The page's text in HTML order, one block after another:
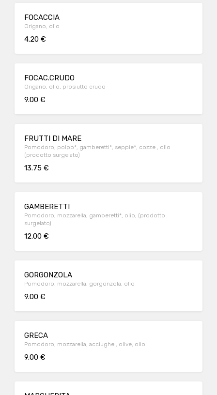
FOCACCIA
Origano, olio
4.20 €
FOCAC.CRUDO
Origano, olio, prosiutto crudo
9.00 €
FRUTTI DI MARE
Pomodoro, polpo*, gamberetti*, seppie*, cozze , olio
(prodotto surgelato)
13.75 €
GAMBERETTI
Pomodoro, mozzarella, gamberetti*, olio, (prodotto
surgelato)
12.00 €
GORGONZOLA
Pomodoro, mozzarella, gorgonzola, olio
9.00 €
GRECA
Pomodoro, mozzarella, acciughe , olive, olio
9.00 €